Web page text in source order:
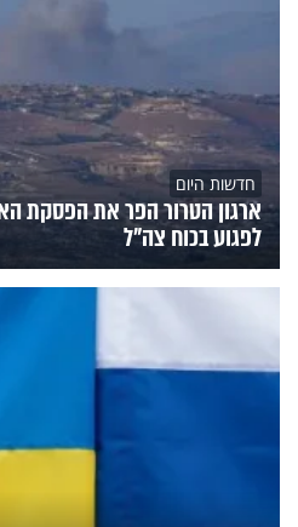
חדשות היום
ארגון הטרור הפר את הפסקת
לפגוע בכוח צה"ל